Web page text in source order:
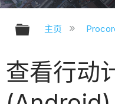
扩展/隐缩
主页
查看行动